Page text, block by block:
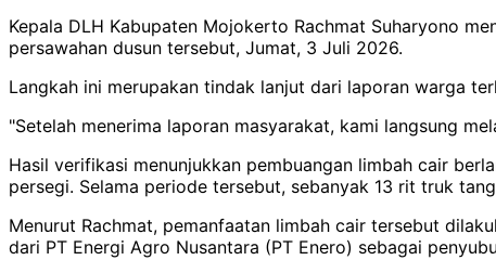
Kepala DLH Kabupaten Mojokerto Rachmat Suharyono
persawahan dusun tersebut, Jumat, 3 Juli 2026.
Langkah ini merupakan tindak lanjut dari laporan warga
"Setelah menerima laporan masyarakat, kami langsung
Hasil verifikasi menunjukkan pembuangan limbah cair
persegi. Selama periode tersebut, sebanyak 13 rit truk
Menurut Rachmat, pemanfaatan limbah cair tersebut
dari PT Energi Agro Nusantara (PT Enero) sebagai